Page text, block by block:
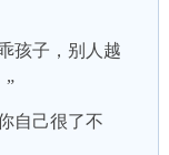
孩子，别人越
”
自己很了不